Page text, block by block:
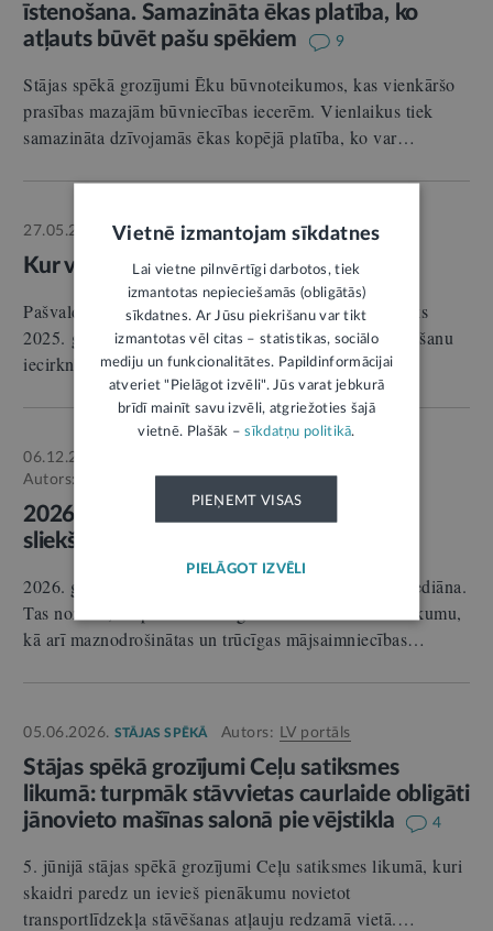
īstenošana. Samazināta ēkas platība, ko
atļauts būvēt pašu spēkiem
9
Stājas spēkā grozījumi Ēku būvnoteikumos, kas vienkāršo
prasības mazajām būvniecības iecerēm. Vienlaikus tiek
samazināta dzīvojamās ēkas kopējā platība, ko var…
27.05.2025.ZIŅA Autors:LV portāls
Kur var balsot pašvaldību vēlēšanās
Pašvaldību vēlēšanas vairs nav aiz kalniem. Tās notiks
2025. gada 7. jūnijā. Šoreiz balsot varēs jebkurā vēlēšanu
iecirknī pašvaldībā,…
06.12.2025.
Autors: Edīte Brikmane;Santa Galiņa
2026. gadā pieaugs minimālo ienākumu
sliekšņi sociālās palīdzības sniegšanai
2026. gada 1. janvārī pieaugs minimālo ienākumu mediāna.
Tas nozīmē, ka palielināsies garantēto minimālo ienākumu,
kā arī maznodrošinātas un trūcīgas mājsaimniecības…
05.06.2026. STĀJAS SPĒKĀ Autors: LV portāls
Stājas spēkā grozījumi Ceļu satiksmes
likumā: turpmāk stāvvietas caurlaide obligāti
jānovieto mašīnas salonā pie vējstikla
4
5. jūnijā stājas spēkā grozījumi Ceļu satiksmes likumā, kuri
skaidri paredz un ievieš pienākumu novietot
transportlīdzekļa stāvēšanas atļauju redzamā vietā.…
Vietnē izmantojam sīkdatnes
Lai vietne pilnvērtīgi darbotos, tiek
izmantotas nepieciešamās (obligātās)
sīkdatnes. Ar Jūsu piekrišanu var tikt
izmantotas vēl citas – statistikas, sociālo
mediju un funkcionalitātes. Papildinformācijai
atveriet "Pielāgot izvēli". Jūs varat jebkurā
brīdī mainīt savu izvēli, atgriežoties šajā
vietnē. Plašāk –sīkdatņu politikā.
PIEŅEMT VISAS
PIELĀGOT IZVĒLI